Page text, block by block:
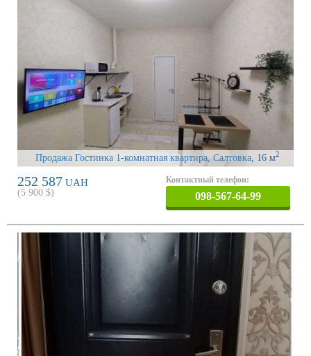
Продажа Гостинка 1-комнатная квартира, Салтовка , 16 м2
252 587 UAH
(5 900 $)
Контактный телефон:
098-567-64-99